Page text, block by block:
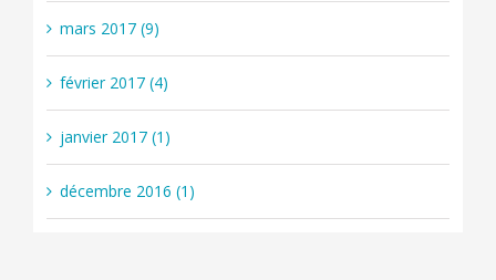
mars 2017 (9)
février 2017 (4)
janvier 2017 (1)
décembre 2016 (1)